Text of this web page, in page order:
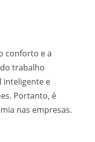
conforto e a
trabalho
inteligente e
Portanto, é
nas empresas.